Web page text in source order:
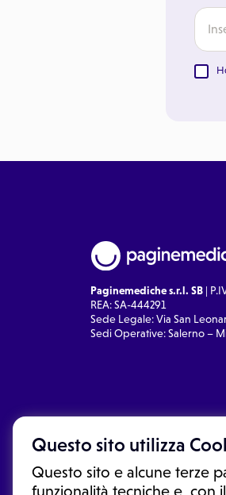
Questo sito utilizza
Questo sito e alcune terze
funzionalità tecniche e, con
Paginemediche s.r.l. SB |
REA: SA-444291
Sede Legale: Via San
Sedi Operative: Salerno –